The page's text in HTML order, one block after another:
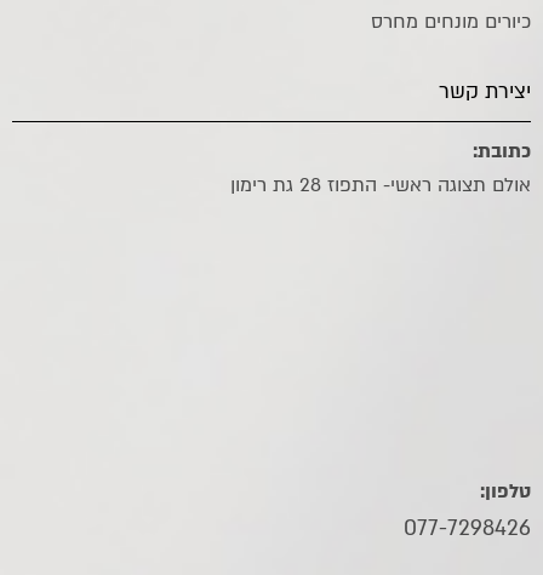
כיורים מונחים מחרס
יצירת קשר
כתובת:
אולם תצוגה ראשי- התפוז 28 גת רימון
טלפון:
077-7298426